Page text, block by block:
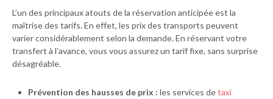
L’un des principaux atouts de la réservation anticipée est la
maîtrise des tarifs. En effet, les prix des transports peuvent
varier considérablement selon la demande. En réservant votre
transfert à l’avance, vous vous assurez un tarif fixe, sans surprise
désagréable.
Prévention des hausses de prix : les services detaxi